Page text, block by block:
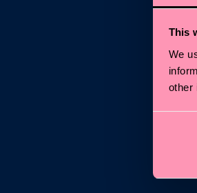
This
We
other